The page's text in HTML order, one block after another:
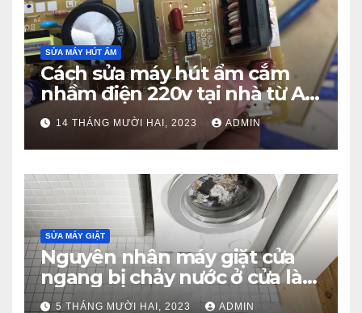
SỬA MÁY HÚT ẨM
Cách sửa máy hút ẩm cắm
nhầm điện 220v tại nhà từ A –
Z
14 THÁNG MƯỜI HAI, 2023 ADMIN
SỬA MÁY GIẶT
Nguyên nhân máy giặt cửa
ngang bị chảy nước ở cửa là
gì?5 THÁNG MƯỜI HAI, 2023 ADMIN